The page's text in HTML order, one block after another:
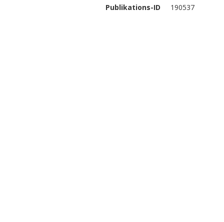
Publikations-ID
190537